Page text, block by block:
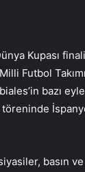
Kupası
Futbol
bazı
töreninde
basın